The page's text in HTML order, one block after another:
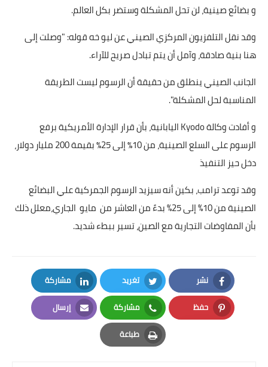
أخبار الرياضة
أخبار الفن
المزيد
اقتصاد
حكاية صورة
ثقافة
حوادث
و بضائع صينية، لن تحل المشكلة وستضر بكل العالم.
وقد نقل التلفزيون المركزي الصيني عن ليو خه قوله: "وصلت إلى
هنا بنية صادقة، وآمل أن يتم تبادل صريح للآراء.
الجانب الصيني ينطلق من حقيقة أن الرسوم ليست الطريقة
المناسبة لحل المشكلة".
و أفادت وكالة Kyodo اليابانية، بأن قرار الإدارة الأمريكية برفع
الرسوم على السلع الصينية، من 10٪ إلى 25٪ بقيمة 200 مليار دولار،
دخل حيز التنفيذ
وقد توعد ترامب، بكين أنه سيزيد الرسوم الجمركية علي البضائع
الصينية من 10% إلى 25% بدءً من العاشر من مايو الجاري،معلل ذلك
بأن المفاوضات التجارية مع الصين، تسير ببطء شديد.
نشر
Facebook
تغريد
Twitter
مشاركة
LinkedIn
حفظ
Pinterest
مشاركة
Whatsapp
إرسال
Email
طباعة
Print